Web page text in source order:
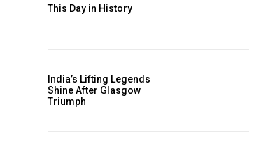
This Day in History
India’s Lifting Legends
Shine After Glasgow
Triumph